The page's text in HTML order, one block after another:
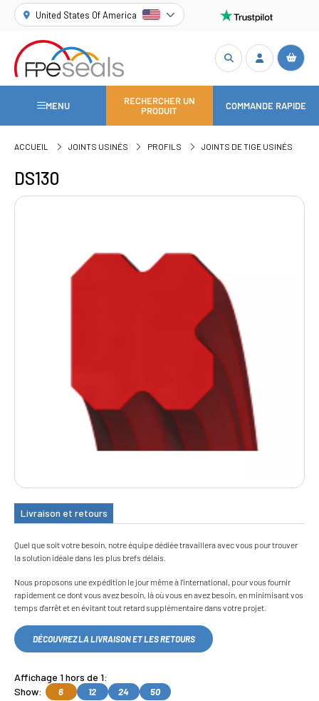
United States Of America
MENU
RECHERCHER UN
PRODUIT
COMMANDE RAPIDE
ACCUEIL JOINTS USINÉS PROFILS JOINTS DE TIGE USINÉS
DS130
Livraison et retours
Quel que soit votre besoin, notre équipe dédiée travaillera avec vous pour trouver
la solution idéale dans les plus brefs délais.
Nous proposons une expédition le jour même à l'international, pour vous fournir
rapidement ce dont vous avez besoin, là où vous en avez besoin, en minimisant vos
temps d'arrêt et en évitant tout retard supplémentaire dans votre projet.
DÉCOUVREZ LA LIVRAISON ET LES RETOURS
Affichage 1 hors de 1:
Show:
6 12 24 50